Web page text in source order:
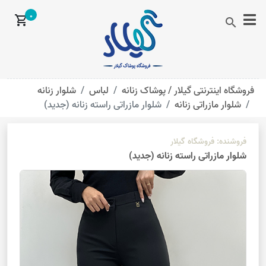
search
shopping_cart0
فروشگاه اینترنتی گیلار /پوشاک زنانه لباس
شلوار زنانه
شلوار مازراتی زنانه
شلوار مازراتی راسته زنانه (جدید)
فروشنده: فروشگاه گیلار
شلوار مازراتی راسته زنانه (جدید)